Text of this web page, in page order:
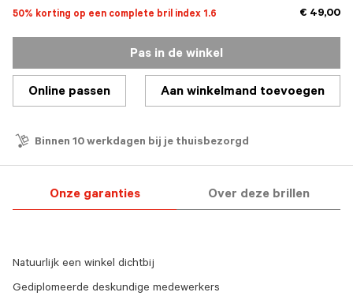
50% korting op een complete bril index 1.6 € 49,00
Pas in de winkel
Online passen Aan winkelmand toevoegen
Binnen 10 werkdagen bij je thuisbezorgd
Onze garanties Over deze brillen
Natuurlijk een winkel dichtbij
Gediplomeerde deskundige medewerkers